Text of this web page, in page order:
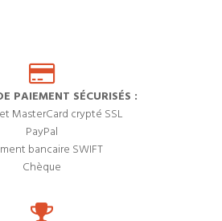
PAIEMENT SÉCURISÉS :
MasterCard crypté SSL
PayPal
bancaire SWIFT
Chèque